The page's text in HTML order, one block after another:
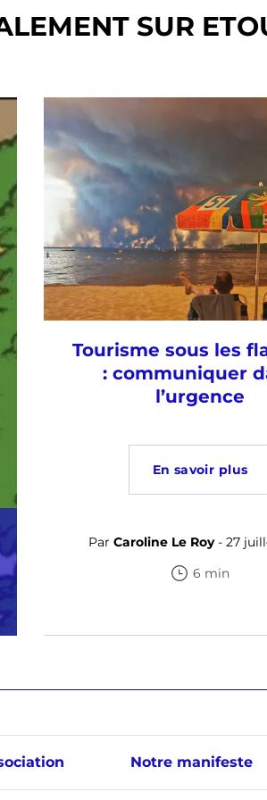
SUR
Tourisme sous les
: communiquer
l’urgence
En savoir plus
Par Caroline Le Roy- 27
6 min
Notre manifeste